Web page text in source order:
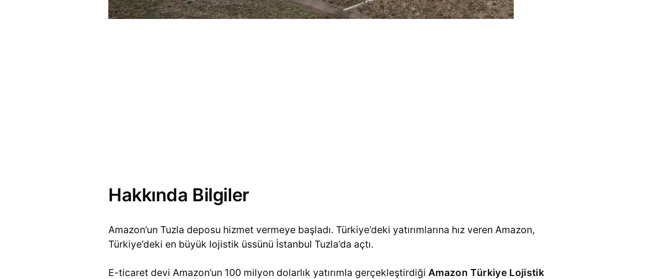
Hakkında Bilgiler
Amazon’un Tuzla deposu hizmet vermeye başladı. Türkiye’deki yatırımlarına hız veren Amazon,
Türkiye’deki en büyük lojistik üssünü İstanbul Tuzla’da açtı.
E-ticaret devi Amazon’un 100 milyon dolarlık yatırımla gerçekleştirdiği Amazon Türkiye Lojistik